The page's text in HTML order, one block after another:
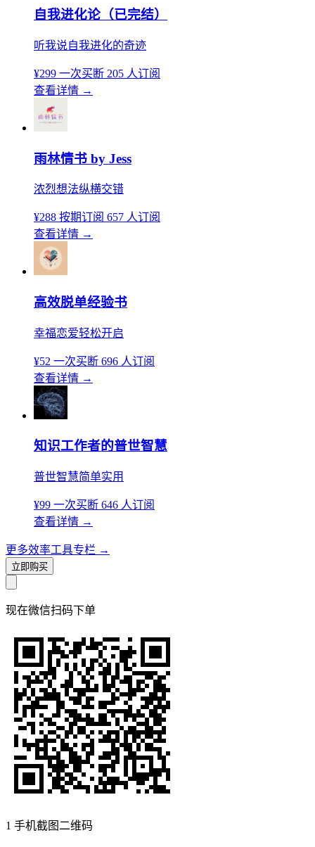
自我进化论（已完结）
听我说自我进化的奇迹
¥299 一次买断 205 人订阅
查看详情 →
雨林情书 by Jess
浓烈想法纵横交错
¥288 按期订阅 657 人订阅
查看详情 →
高效脱单经验书
幸福恋爱轻松开启
¥52 一次买断 696 人订阅
查看详情 →
知识工作者的普世智慧
普世智慧简单实用
¥99 一次买断 646 人订阅
查看详情 →
更多效率工具专栏 →
立即购买
现在微信扫码下单
1 手机截图二维码